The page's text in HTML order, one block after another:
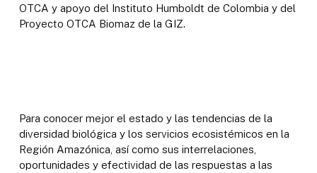
OTCA y apoyo del Instituto Humboldt de Colombia y del
Proyecto OTCA Biomaz de la GIZ.
Para conocer mejor el estado y las tendencias de la
diversidad biológica y los servicios ecosistémicos en la
Región Amazónica, así como sus interrelaciones,
oportunidades y efectividad de las respuestas a las